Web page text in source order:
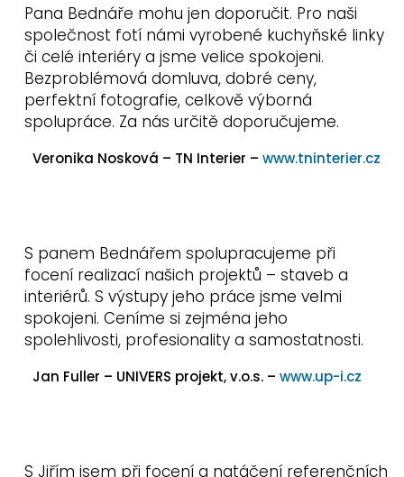
Pana Bednáře mohu jen doporučit. Pro naši
společnost fotí námi vyrobené kuchyňské linky
či celé interiéry a jsme velice spokojeni.
Bezproblémová domluva, dobré ceny,
perfektní fotografie, celkově výborná
spolupráce. Za nás určitě doporučujeme.
Veronika Nosková – TN Interier – www.tninterier.cz
S panem Bednářem spolupracujeme při
focení realizací našich projektů – staveb a
interiérů. S výstupy jeho práce jsme velmi
spokojeni. Ceníme si zejména jeho
spolehlivosti, profesionality a samostatnosti.
Jan Fuller – UNIVERS projekt, v.o.s. – www.up-i.cz
S Jiřím jsem při focení a natáčení referenčních